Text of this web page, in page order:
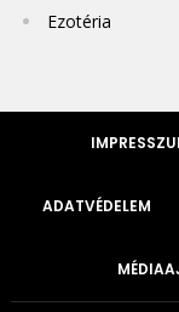
Ezotéria
ADATVÉDELEM